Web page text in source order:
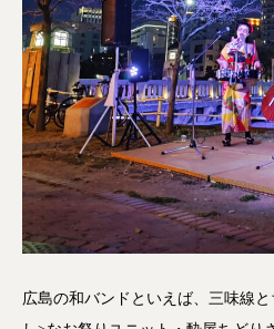
広島の和バンドといえば、三味線